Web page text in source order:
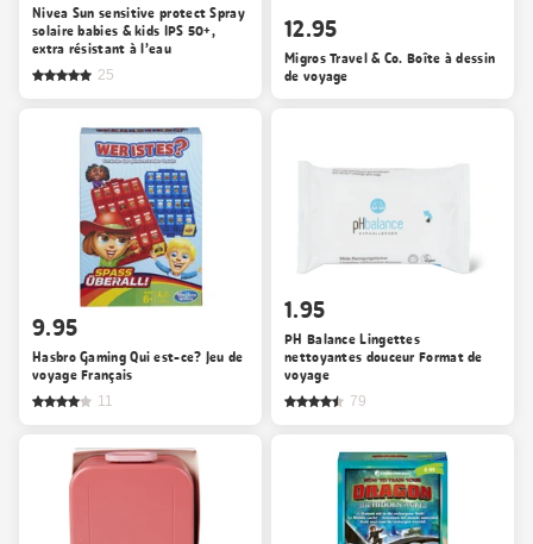
Nivea Sun sensitive protect Spray
solaire babies & kids IPS 50+,
extra résistant à l’eau
25
12.95
Migros Travel & Co. Boîte à dessin
de voyage
9.95
Hasbro Gaming Qui est-ce? Jeu de
voyage Français
11
1.95
PH Balance Lingettes
nettoyantes douceur Format de
voyage
79